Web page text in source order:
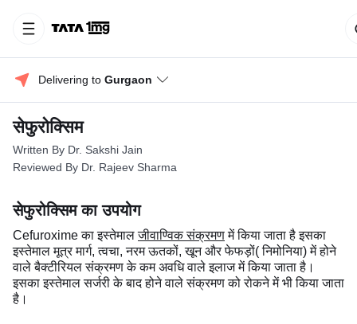
Delivering to Gurgaon
सेफुरोक्सिम
Written By Dr. Sakshi Jain
Reviewed By Dr. Rajeev Sharma
सेफुरोक्सिम का उपयोग
Cefuroxime का इस्तेमालजीवाण्विक संक्रमणमें किया जाता है इसका
इस्तेमाल मूत्र मार्ग, त्वचा, नरम ऊतकों, खून और फेफड़ों( निमोनिया) में होने
वाले बैक्टीरियल संक्रमण के कम अवधि वाले इलाज में किया जाता है।
इसका इस्तेमाल सर्जरी के बाद होने वाले संक्रमण को रोकने में भी किया जाता
है।